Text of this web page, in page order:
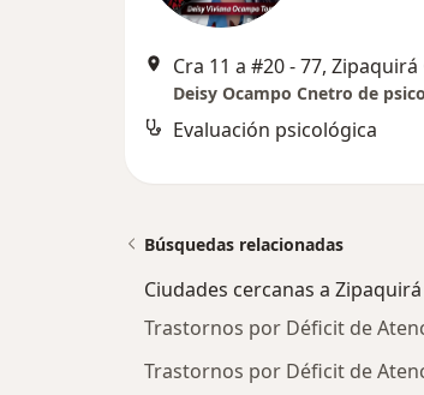
Cra 11 a #20 - 77, Zipaquirá
Deisy Ocampo Cnetro de
Evaluación psicológica
Búsquedas relacionadas
Ciudades cercanas a Zipaquirá
Trastornos por Déficit de
Trastornos por Déficit de